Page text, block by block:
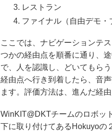
レストラン
ファイナル（自由デモ・
ここでは、ナビゲーションテ
つかの経由点を順番に通り、
で、人を認識し、どいてもら
経由点へ行き到着したら、音
ます。評価方法は、進んだ経
WinKIT@DKTチームのロボッ
下に取り付けてあるHokuyoの